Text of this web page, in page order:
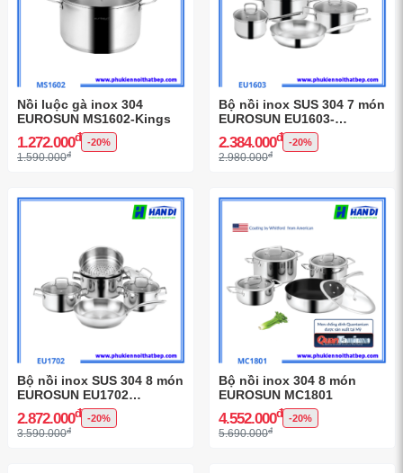
Nồi luộc gà inox 304
EUROSUN MS1602-Kings
1.272.000đ -20%
1.590.000đ
Bộ nồi inox SUS 304 7 món
EUROSUN EU1603-
2.384.000đ -20%
2.980.000đ
Bộ nồi inox SUS 304 8 món
EUROSUN EU1702
2.872.000đ -20%
3.590.000đ
Bộ nồi inox 304 8 món
EUROSUN MC1801
4.552.000đ -20%
5.690.000đ